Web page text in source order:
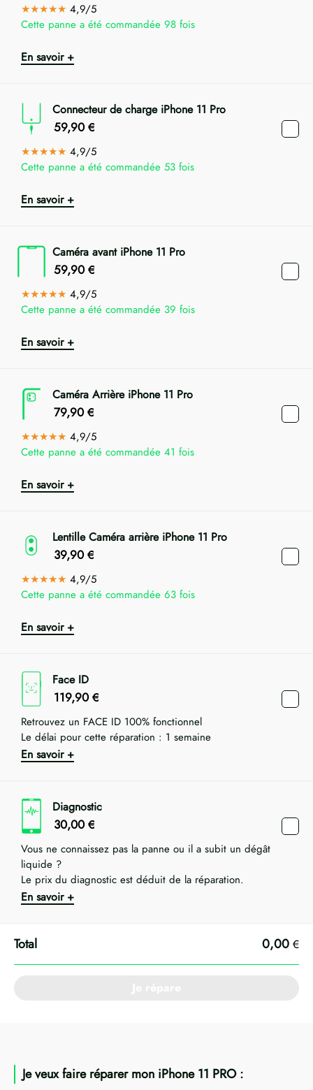
★★★★★ 4,9/5
Cette panne a été commandée 98 fois
En savoir +
Connecteur de charge iPhone 11 Pro
59,90 €
★★★★★ 4,9/5
Cette panne a été commandée 53 fois
En savoir +
Caméra avant iPhone 11 Pro
59,90 €
★★★★★ 4,9/5
Cette panne a été commandée 39 fois
En savoir +
Caméra Arrière iPhone 11 Pro
79,90 €
★★★★★ 4,9/5
Cette panne a été commandée 41 fois
En savoir +
Lentille Caméra arrière iPhone 11 Pro
39,90 €
★★★★★ 4,9/5
Cette panne a été commandée 63 fois
En savoir +
Face ID
119,90 €
Retrouvez un FACE ID 100% fonctionnel
Le délai pour cette réparation : 1 semaine
En savoir +
Diagnostic
30,00 €
Vous ne connaissez pas la panne ou il a subit un dégât
liquide ?
Le prix du diagnostic est déduit de la réparation.
En savoir +
0,00 €
Je veux faire réparer mon iPhone 11 PRO :